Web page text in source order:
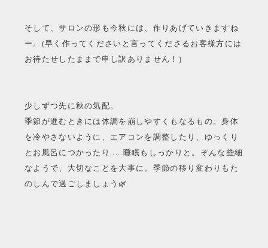
そして、サロンの形も今秋には、作りあげていきますね
ー。(早く作ってくださいと言ってくださるお客様方には
お待たせしたままで申し訳ありません！)
少しずつ先に秋の気配。
季節が進むときには体調を崩しやすくもなるもの。身体
を冷やさないように、エアコンを調整したり、ゆっくり
とお風呂につかったり.....睡眠もしっかりと。そんな些細
なようで、大切なことを大事に。季節の移り変わりもた
のしんで過ごしましょう🌿